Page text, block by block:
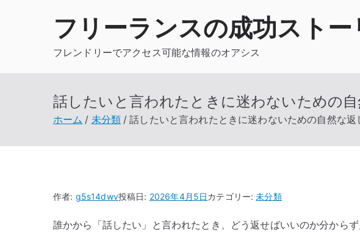
フリーランスの成功ストー
フレンドリーでアクセス可能な情報のオアシス
話したいと言われたときに迷わないための
ホーム 未分類 話したいと言われたときに迷わないための自然な返
作者: g5s14dwv投稿日: 2026年4月5日カテゴリー:未分類
誰かから「話したい」と言われたとき、どう返せばいいのか分から